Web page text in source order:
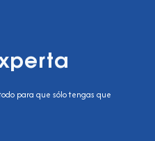
para que sólo tengas que